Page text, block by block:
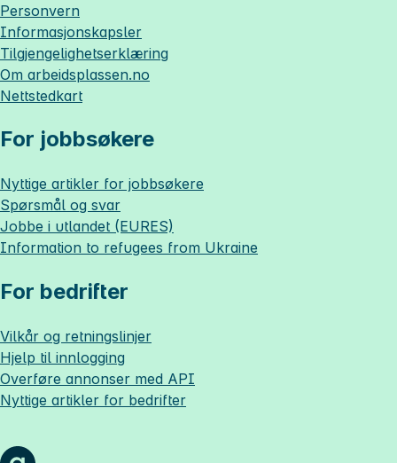
Personvern
Informasjonskapsler
Tilgjengelighetserklæring
Om arbeidsplassen.no
Nettstedkart
For jobbsøkere
Nyttige artikler for jobbsøkere
Spørsmål og svar
Jobbe i utlandet (EURES)
Information to refugees from Ukraine
For bedrifter
Vilkår og retningslinjer
Hjelp til innlogging
Overføre annonser med API
Nyttige artikler for bedrifter